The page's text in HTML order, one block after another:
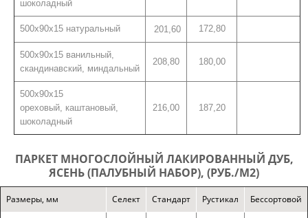
шоколадный
500х90х15 натуральный 201,60 172,80
500х90х15 ванильный,
скандинавский, миндальный
208,80 180,00
500х90х15
ореховый, каштановый,
шоколадный
216,00 187,20
ПАРКЕТ МНОГОСЛОЙНЫЙ ЛАКИРОВАННЫЙ ДУБ,
ЯСЕНЬ (ПАЛУБНЫЙ НАБОР), (РУБ./М2)
Размеры, мм Селект Стандарт Рустикал Бессортовой